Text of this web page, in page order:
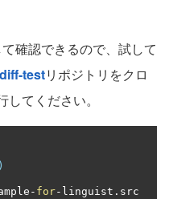
確認できるので、試して
testリポジトリをクロ
てください。
- for- linguist . src